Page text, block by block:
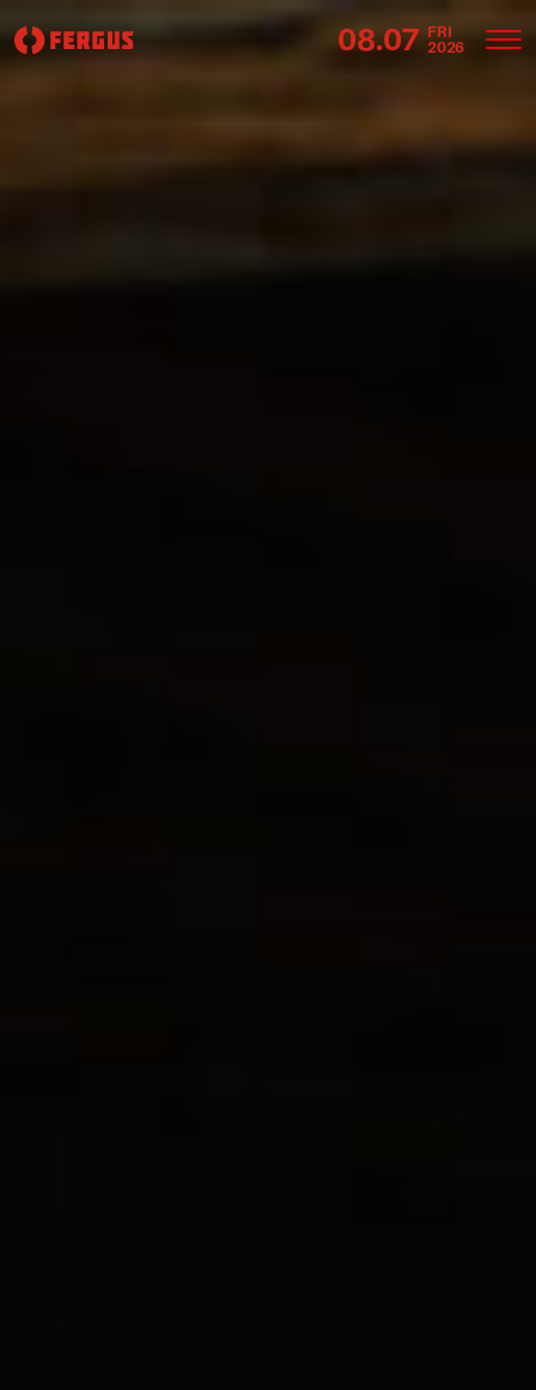
08.07 FRI
2026